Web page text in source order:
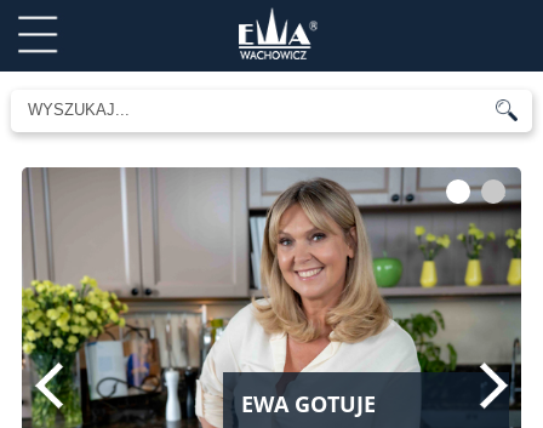
EWA GOTUJE
1 2